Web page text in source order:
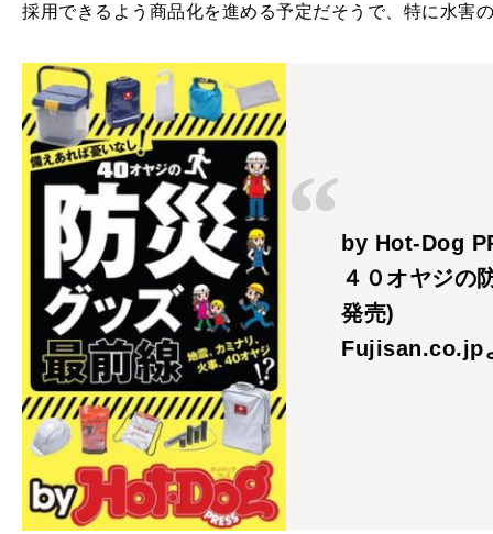
採用できるよう商品化を進める予定だそうで、特に水害
by Hot-Dog
４０オヤジの
発売)
Fujisan.co.jp